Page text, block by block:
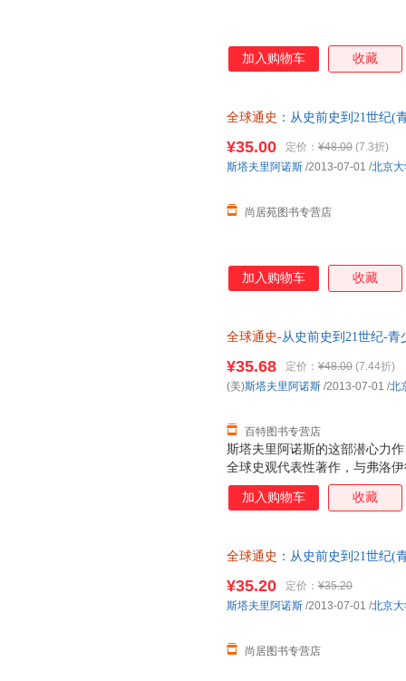
加入购物车 收藏
全球通史 ：从史前史到21世纪(
¥35.00 定价： ¥48.00 (7.3折)
尚居苑图书专营店
斯塔夫里阿诺斯 /2013-07-01 /北京
加入购物车 收藏
全球通史-从史前史到21世纪-
斯塔夫里阿诺斯的这部潜心力
全球史观代表性著作，与弗洛
论的基础》、海明威的《太阳
论》、萨特的《存在与虚无》
2005年北京大学出版社出版的
一直是北京大学历史系本科教
材编写工作产生了革命性影响
¥35.68 定价： ¥48.00 (7.44折)
百特图书专营店
(美)斯塔夫里阿诺斯 /2013-07-01 /北
加入购物车 收藏
全球通史 ：从史前史到21世纪(
¥35.20 定价： ¥35.20
尚居图书专营店
斯塔夫里阿诺斯 /2013-07-01 /北京